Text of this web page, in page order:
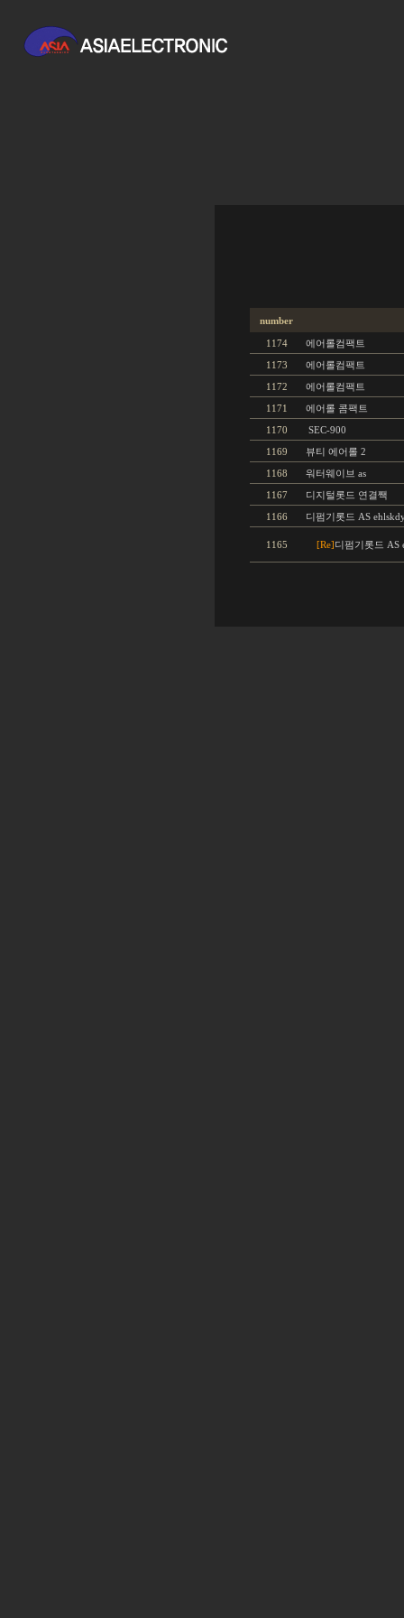
number
1174
에어롤컴팩트
1173
에어롤컴팩트
1172
에어롤컴팩트
1171
에어롤 콤팩트
1170
SEC-900
1169
뷰티 에어롤 2
1168
워터웨이브 as
1167
디지털롯드 연결짹
1166
디펌기롯드 AS
1165 [Re]디펌기롯드 AS